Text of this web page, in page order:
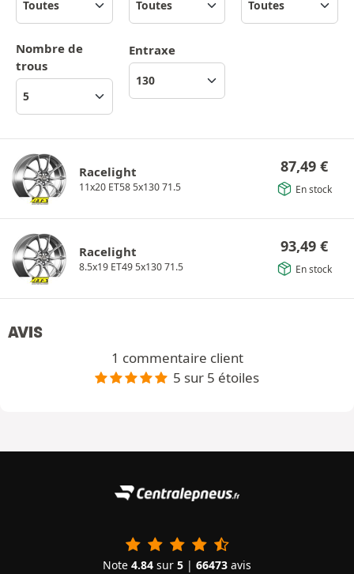
Nombre de
trous
Entraxe
Racelight
11x20 ET58 5x130 71.5
87,49 €
En stock
Racelight
8.5x19 ET49 5x130 71.5
93,49 €
En stock
AVIS
1 commentaire client
5 sur 5 étoiles
Note 4.84 sur 5 | 66473 avis